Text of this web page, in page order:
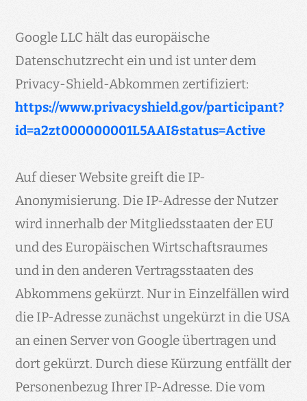
Google LLC hält das europäische
Datenschutzrecht ein und ist unter dem
Privacy-Shield-Abkommen zertifiziert:
https://www.privacyshield.gov/participant?
id=a2zt000000001L5AAI&status=Active
Auf dieser Website greift die IP-
Anonymisierung. Die IP-Adresse der Nutzer
wird innerhalb der Mitgliedsstaaten der EU
und des Europäischen Wirtschaftsraumes
und in den anderen Vertragsstaaten des
Abkommens gekürzt. Nur in Einzelfällen wird
die IP-Adresse zunächst ungekürzt in die USA
an einen Server von Google übertragen und
dort gekürzt. Durch diese Kürzung entfällt der
Personenbezug Ihrer IP-Adresse. Die vom